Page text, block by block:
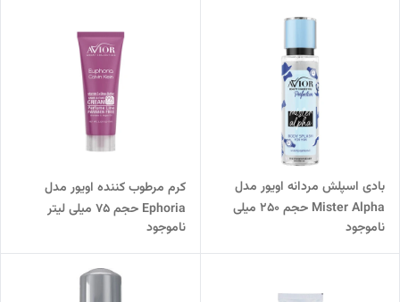
بادی اسپلش مردانه اویور مدل
Mister Alpha حجم 250 میلی
لیتر
ناموجود
کرم مرطوب کننده اویور مدل
Ephoria حجم 75 میلی لیتر
ناموجود